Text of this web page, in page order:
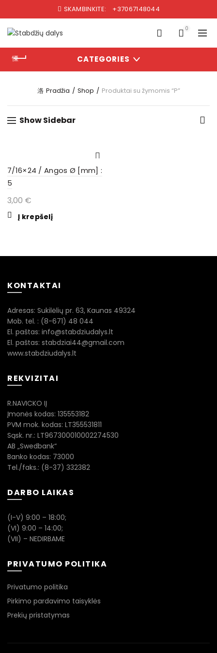
SKAMBINKITE: +37067148044
0
CATEGORIES
Pradžia Shop Produktai su žymomis “P”
Show Sidebar
7/16×24 / Angos Ø [mm] :
5
3,00 €
Į krepšelį
KONTAKTAI
Adresas: Sukilėlių pr. 63, Kaunas 49324
Mob. tel. : (8-671) 48 044
El. paštas: info@stabdziudalys.lt
El. paštas: stabdziai44@gmail.com
www.stabdziudalys.lt
REKVIZITAI
R.NAVICKO IĮ
Įmonės kodas: 135553182
PVM mok. kodas: LT355531811
Sąsk. nr.: LT967300010002274530
AB „Swedbank“
Banko kodas: 73000
Tel./faks.: (8-37) 332382
DARBO LAIKAS
(I-V) 9:00 – 18:00;
(VI) 9:00 – 14:00;
(VII) – NEDIRBAME
PRIVATUMO POLITIKA
Privatumo politika
Pirkimo pardavimo taisyklės
Prekių pristatymas